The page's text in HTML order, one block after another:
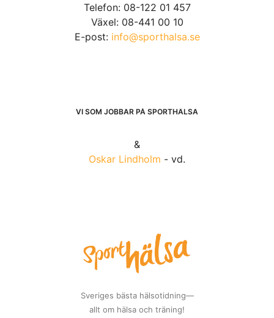
Telefon: 08-122 01 457
Växel: 08-441 00 10
E-post: info@sporthalsa.se
VI SOM JOBBAR PÅ SPORTHÄLSA
&
Oskar Lindholm - vd.
Sveriges bästa hälsotidning—
allt om hälsa och träning!